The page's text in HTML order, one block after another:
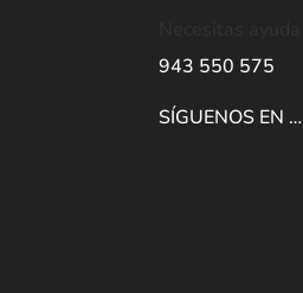
943 550 575
SÍGUENOS EN …